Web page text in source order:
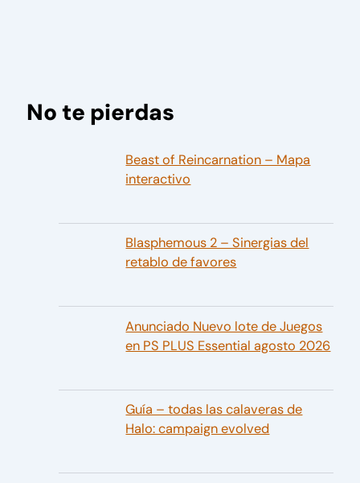
No te pierdas
Beast of Reincarnation – Mapa
interactivo
Blasphemous 2 – Sinergias del
retablo de favores
Anunciado Nuevo lote de Juegos
en PS PLUS Essential agosto 2026
Guía – todas las calaveras de
Halo: campaign evolved